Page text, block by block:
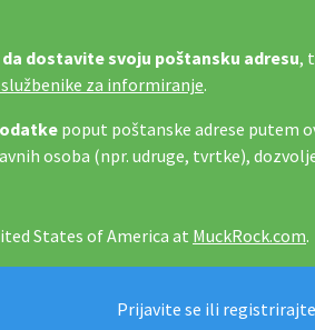
dostavite svoju poštansku adresu,
za informiranje.
poput poštanske adrese putem
osoba (npr. udruge, tvrtke),
States of America at MuckRock.com.
znati Prijavite se ili registrirajte